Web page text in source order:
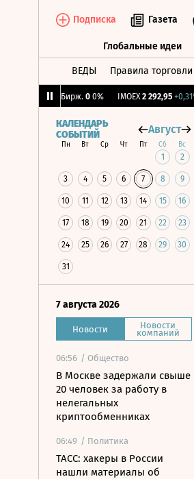
Подписка Газета
Глобальные идеи
ВЕДЫ Правила торговли
CNY Бирж. 0 0% IMOEX 2 292,95 +0,31%
КАЛЕНДАРЬ
СОБЫТИЙ
Август
Пн Вт Ср Чт Пт Сб Вс
1 2
3 4 5 6 7 8 9
10 11 12 13 14 15 16
17 18 19 20 21 22 23
24 25 26 27 28 29 30
31
7 августа 2026
Новости Новости
компаний
06:56 / Общество
В Москве задержали свыше
20 человек за работу в
нелегальных
криптообменниках
06:49 / Политика
ТАСС: хакеры в России
нашли материалы об